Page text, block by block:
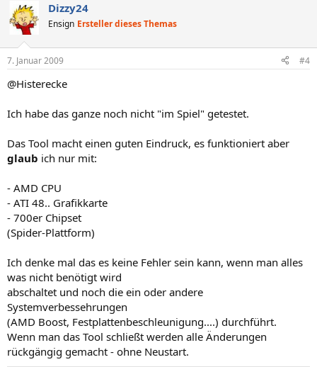
Dizzy24
Ensign Ersteller dieses Themas
7. Januar 2009 #4
@Histerecke
Ich habe das ganze noch nicht "im Spiel" getestet.
Das Tool macht einen guten Eindruck, es funktioniert aber
glaub ich nur mit:
- AMD CPU
- ATI 48.. Grafikkarte
- 700er Chipset
(Spider-Plattform)
Ich denke mal das es keine Fehler sein kann, wenn man alles
was nicht benötigt wird
abschaltet und noch die ein oder andere
Systemverbessehrungen
(AMD Boost, Festplattenbeschleunigung....) durchführt.
Wenn man das Tool schließt werden alle Änderungen
rückgängig gemacht - ohne Neustart.